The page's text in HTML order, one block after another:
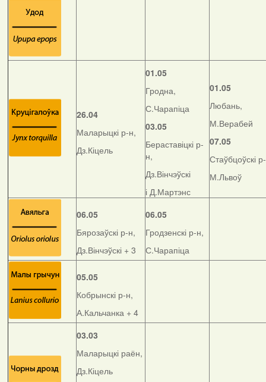
26.04
Маларыцкі р-н,
Дз.Кіцель
01.05
Гродна,
С.Чарапіца
03.05
Бераставіцкі р-
н,
Дз.Вінчэўскі
і Д.Мартэнс
01.05
Любань,
М.Верабей
07.05
Стаўбцоўскі
М.Львоў
06.05
Бярозаўскі р-н,
Дз.Вінчэўскі + 3
06.05
Гродзенскі р-н,
С.Чарапіца
05.05
Кобрынскі р-н,
А.Кальчанка + 4
03.03
Маларыцкі раён,
Дз.Кіцель